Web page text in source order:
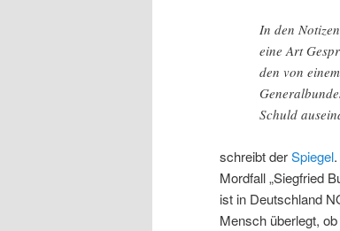
In den
eine Art
den von
Schuld
schreibt derSpiegel
Mordfall „Siegfried
ist in Deutschland
Mensch überlegt,